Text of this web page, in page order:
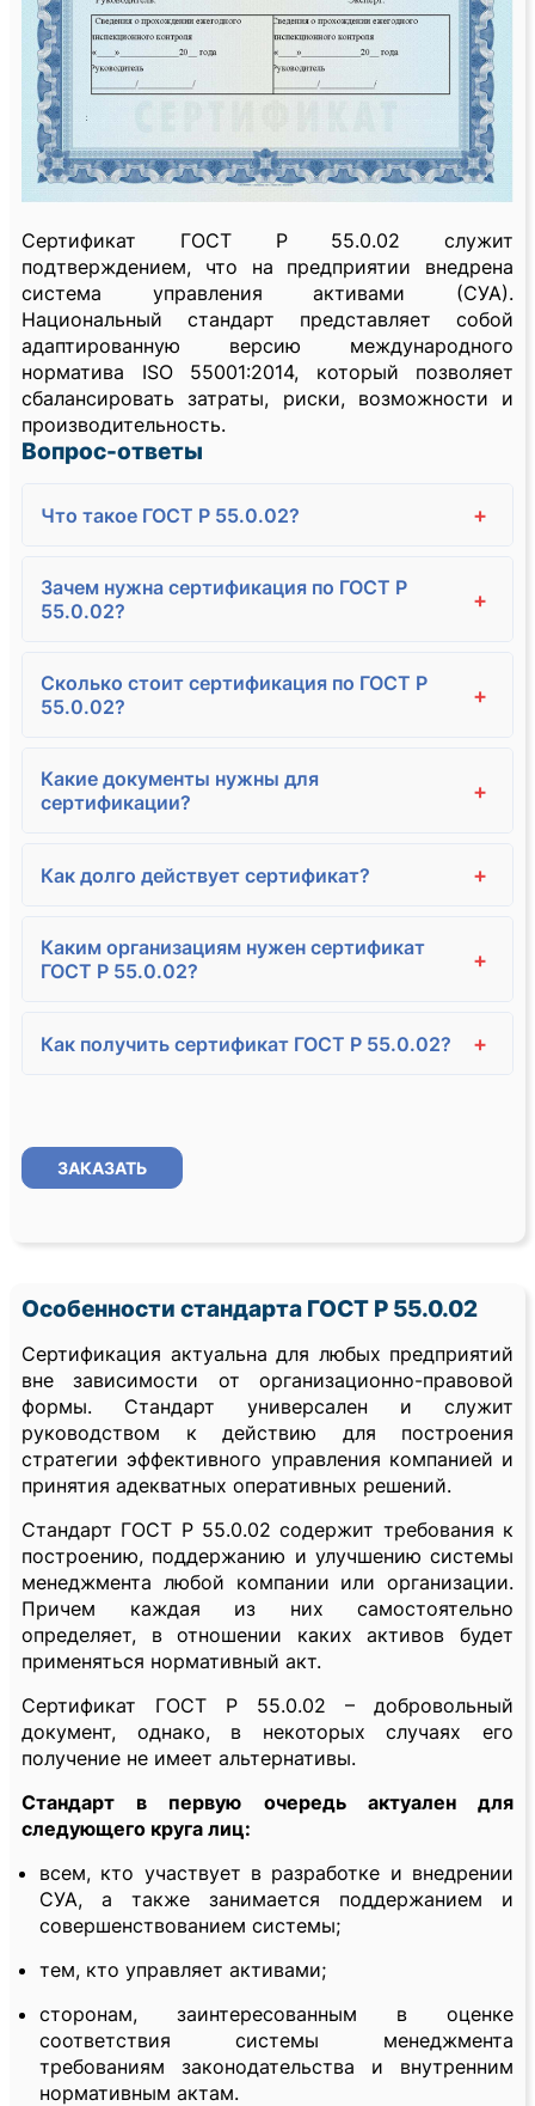
Сертификат ГОСТ Р 55.0.02 служит
подтверждением, что на предприятии внедрена
система управления активами (СУА).
Национальный стандарт представляет собой
адаптированную версию международного
норматива ISO 55001:2014, который позволяет
сбалансировать затраты, риски, возможности и
производительность.
Вопрос-ответы
Что такое ГОСТ Р 55.0.02? +
Зачем нужна сертификация по ГОСТ Р
55.0.02?
+
Сколько стоит сертификация по ГОСТ Р
55.0.02?
+
Какие документы нужны для
сертификации?
+
Как долго действует сертификат? +
Каким организациям нужен сертификат
ГОСТ Р 55.0.02?
+
Как получить сертификат ГОСТ Р 55.0.02? +
ЗАКАЗАТЬ
Особенности стандарта ГОСТ Р 55.0.02
Сертификация актуальна для любых предприятий
вне зависимости от организационно-правовой
формы. Стандарт универсален и служит
руководством к действию для построения
стратегии эффективного управления компанией и
принятия адекватных оперативных решений.
Стандарт ГОСТ Р 55.0.02 содержит требования к
построению, поддержанию и улучшению системы
менеджмента любой компании или организации.
Причем каждая из них самостоятельно
определяет, в отношении каких активов будет
применяться нормативный акт.
Сертификат ГОСТ Р 55.0.02 – добровольный
документ, однако, в некоторых случаях его
получение не имеет альтернативы.
Стандарт в первую очередь актуален для
следующего круга лиц:
всем, кто участвует в разработке и внедрении
СУА, а также занимается поддержанием и
совершенствованием системы;
тем, кто управляет активами;
сторонам, заинтересованным в оценке
соответствия системы менеджмента
требованиям законодательства и внутренним
нормативным актам.